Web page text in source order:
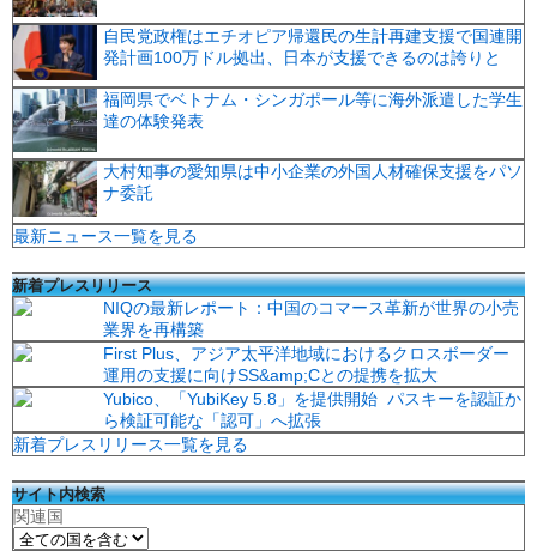
自民党政権はエチオピア帰還民の生計再建支援で国連開
発計画100万ドル拠出、日本が支援できるのは誇りと
福岡県でベトナム・シンガポール等に海外派遣した学生
達の体験発表
大村知事の愛知県は中小企業の外国人材確保支援をパソ
ナ委託
最新ニュース一覧を見る
新着プレスリリース
NIQの最新レポート：中国のコマース革新が世界の小売
業界を再構築
First Plus、アジア太平洋地域におけるクロスボーダー
運用の支援に向けSS&amp;Cとの提携を拡大
Yubico、「YubiKey 5.8」を提供開始 パスキーを認証か
ら検証可能な「認可」へ拡張
新着プレスリリース一覧を見る
サイト内検索
関連国